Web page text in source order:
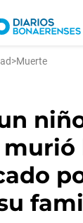
>Muerte
murió